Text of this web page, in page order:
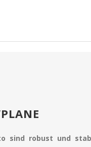
sind robust und